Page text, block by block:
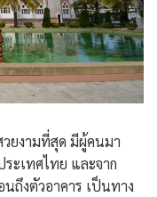
ยงามที่สุด มีผู้คนมา
ะเทศไทย และจาก
ถึงตัวอาคาร เป็นทาง